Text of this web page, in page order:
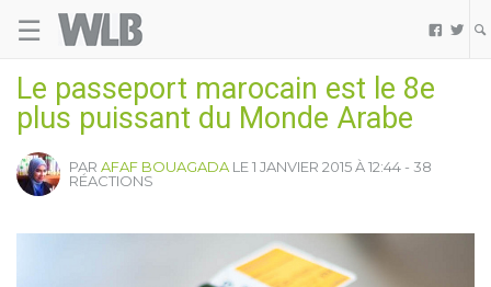
☰  
Le passeport marocain est le 8e
plus puissant du Monde Arabe
PAR AFAF BOUAGADA LE 1 JANVIER 2015 À 12:44 - 38
RÉACTIONS